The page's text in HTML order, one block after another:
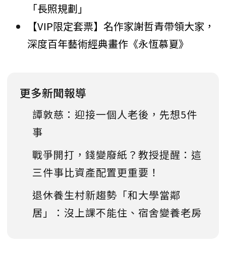
「長照規劃」
【VIP限定套票】名作家謝哲青帶領大家，
深度百年藝術經典畫作《永恆慕夏》
更多新聞報導
譚敦慈：迎接一個人老後，先想5件
事
戰爭開打，錢變廢紙？教授提醒：這
三件事比資產配置更重要！
退休養生村新趨勢「和大學當鄰
居」：沒上課不能住、宿舍變養老房